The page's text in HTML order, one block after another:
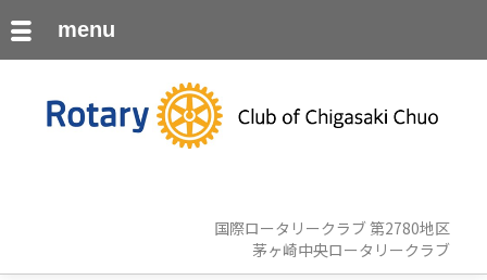
国際ロータリークラブ 第2780地区
茅ヶ崎中央ロータリークラブ
menu